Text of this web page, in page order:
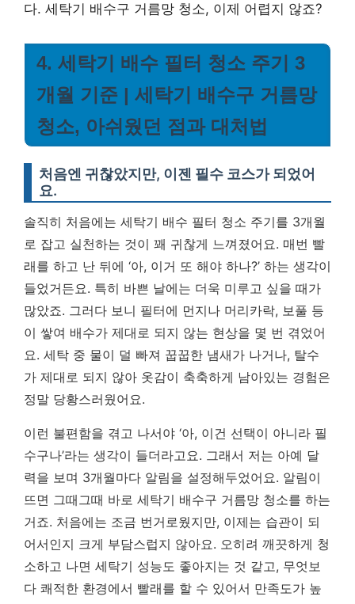
다. 세탁기 배수구 거름망 청소, 이제 어렵지 않죠?
4. 세탁기 배수 필터 청소 주기 3
개월 기준 | 세탁기 배수구 거름망
청소, 아쉬웠던 점과 대처법
처음엔 귀찮았지만, 이젠 필수 코스가 되었어
요.
솔직히 처음에는 세탁기 배수 필터 청소 주기를 3개월
로 잡고 실천하는 것이 꽤 귀찮게 느껴졌어요. 매번 빨
래를 하고 난 뒤에 ‘아, 이거 또 해야 하나?’ 하는 생각이
들었거든요. 특히 바쁜 날에는 더욱 미루고 싶을 때가
많았죠. 그러다 보니 필터에 먼지나 머리카락, 보풀 등
이 쌓여 배수가 제대로 되지 않는 현상을 몇 번 겪었어
요. 세탁 중 물이 덜 빠져 꿉꿉한 냄새가 나거나, 탈수
가 제대로 되지 않아 옷감이 축축하게 남아있는 경험은
정말 당황스러웠어요.
이런 불편함을 겪고 나서야 ‘아, 이건 선택이 아니라 필
수구나’라는 생각이 들더라고요. 그래서 저는 아예 달
력을 보며 3개월마다 알림을 설정해두었어요. 알림이
뜨면 그때그때 바로 세탁기 배수구 거름망 청소를 하는
거죠. 처음에는 조금 번거로웠지만, 이제는 습관이 되
어서인지 크게 부담스럽지 않아요. 오히려 깨끗하게 청
소하고 나면 세탁기 성능도 좋아지는 것 같고, 무엇보
다 쾌적한 환경에서 빨래를 할 수 있어서 만족도가 높